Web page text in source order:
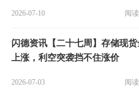
2026-07-10 阅
闪德资讯【二十七周】存储现
上涨，利空突袭挡不住涨价
2026-07-03 阅